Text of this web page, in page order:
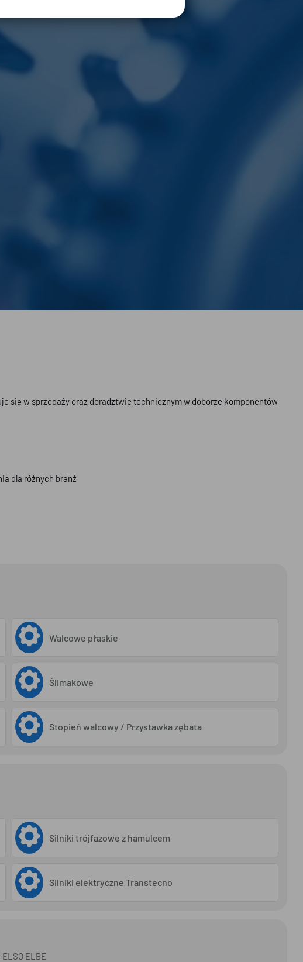
się w sprzedaży oraz doradztwie technicznym w doborze komponentów
dla różnych branż
Walcowe płaskie
Ślimakowe
Stopień walcowy / Przystawka zębata
Silniki trójfazowe z hamulcem
Silniki elektryczne Transtecno
ELBE